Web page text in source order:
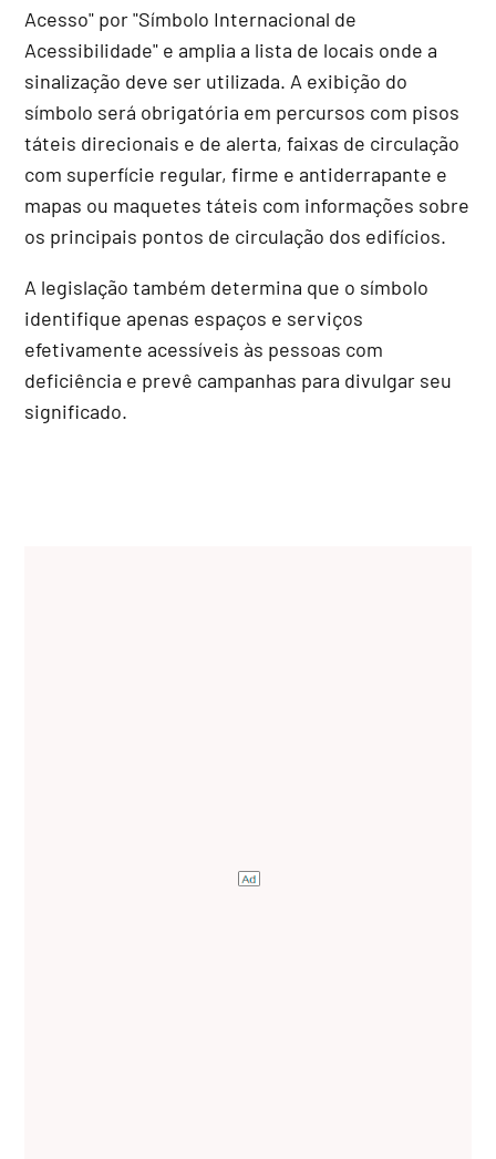
Acesso" por "Símbolo Internacional de
Acessibilidade" e amplia a lista de locais onde a
sinalização deve ser utilizada. A exibição do
símbolo será obrigatória em percursos com pisos
táteis direcionais e de alerta, faixas de circulação
com superfície regular, firme e antiderrapante e
mapas ou maquetes táteis com informações sobre
os principais pontos de circulação dos edifícios.
A legislação também determina que o símbolo
identifique apenas espaços e serviços
efetivamente acessíveis às pessoas com
deficiência e prevê campanhas para divulgar seu
significado.